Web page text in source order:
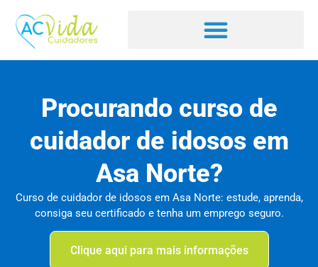
Procurando curso de
cuidador de idosos em
Asa Norte?
Curso de cuidador de idosos em Asa Norte: estude, aprenda,
consiga seu certificado e tenha um emprego seguro.
Clique aqui para mais informações